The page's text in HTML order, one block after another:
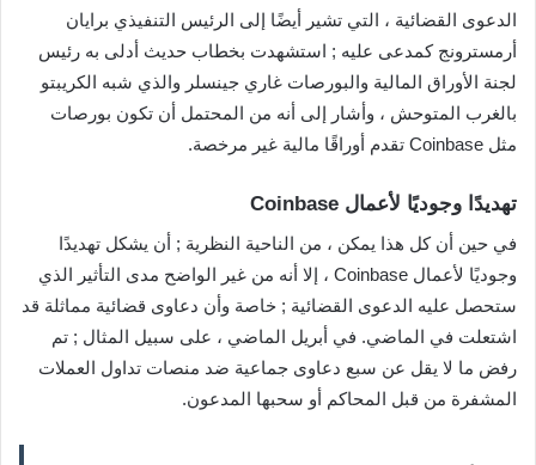
الدعوى القضائية ، التي تشير أيضًا إلى الرئيس التنفيذي برايان
أرمسترونج كمدعى عليه ; استشهدت بخطاب حديث أدلى به رئيس
لجنة الأوراق المالية والبورصات غاري جينسلر والذي شبه الكريبتو
بالغرب المتوحش ، وأشار إلى أنه من المحتمل أن تكون بورصات
مثل Coinbase تقدم أوراقًا مالية غير مرخصة.
تهديدًا وجوديًا لأعمال Coinbase
في حين أن كل هذا يمكن ، من الناحية النظرية ; أن يشكل تهديدًا
وجوديًا لأعمال Coinbase ، إلا أنه من غير الواضح مدى التأثير الذي
ستحصل عليه الدعوى القضائية ; خاصة وأن دعاوى قضائية مماثلة قد
اشتعلت في الماضي. في أبريل الماضي ، على سبيل المثال ; تم
رفض ما لا يقل عن سبع دعاوى جماعية ضد منصات تداول العملات
المشفرة من قبل المحاكم أو سحبها المدعون.